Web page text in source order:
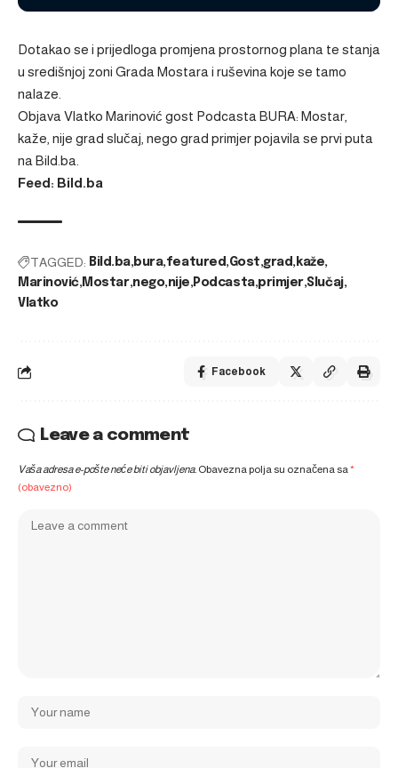
Dotakao se i prijedloga promjena prostornog plana te stanja
u središnjoj zoni Grada Mostara i ruševina koje se tamo
nalaze.
Objava Vlatko Marinović gost Podcasta BURA: Mostar,
kaže, nije grad slučaj, nego grad primjerpojavila se prvi puta
na Bild.ba
Feed: Bild.ba
TAGGED: Bild.ba bura featured Gost grad
kaže
Marinović Mostar nego nije Podcasta primjer Slučaj
Vlatko
Facebook
Leave a comment
Vaša adresa e-pošte neće biti objavljena. Obavezna polja su označena sa*
(obavezno)